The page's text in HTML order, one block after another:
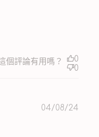
個評論有用嗎？
0
0
04/08/24